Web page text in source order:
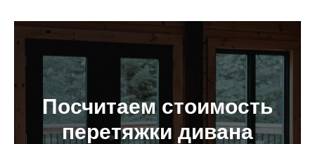
Посчитаем стоимость
перетяжки дивана